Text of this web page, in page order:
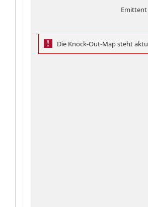
Emittent
Die Knock-Out-Map steht